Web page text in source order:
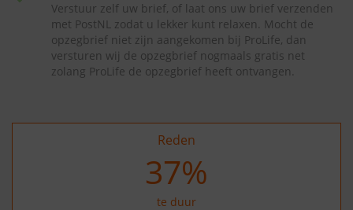
Verstuur zelf uw brief, of laat ons uw brief verzenden
met PostNL zodat u lekker kunt relaxen. Mocht de
opzegbrief niet zijn aangekomen bij ProLife, dan
versturen wij de opzegbrief nogmaals gratis net
zolang ProLife de opzegbrief heeft ontvangen.
Reden
37%
te duur